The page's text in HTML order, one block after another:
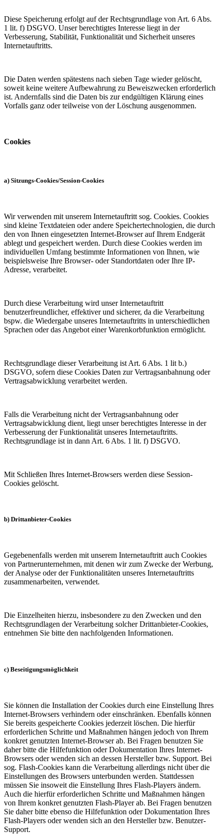
Diese Speicherung erfolgt auf der Rechtsgrundlage von Art. 6 Abs.
1 lit. f) DSGVO. Unser berechtigtes Interesse liegt in der
Verbesserung, Stabilität, Funktionalität und Sicherheit unseres
Internetauftritts.
Die Daten werden spätestens nach sieben Tage wieder gelöscht,
soweit keine weitere Aufbewahrung zu Beweiszwecken erforderlich
ist. Andernfalls sind die Daten bis zur endgültigen Klärung eines
Vorfalls ganz oder teilweise von der Löschung ausgenommen.
Cookies
a) Sitzungs-Cookies/Session-Cookies
Wir verwenden mit unserem Internetauftritt sog. Cookies. Cookies
sind kleine Textdateien oder andere Speichertechnologien, die durch
den von Ihnen eingesetzten Internet-Browser auf Ihrem Endgerät
ablegt und gespeichert werden. Durch diese Cookies werden im
individuellen Umfang bestimmte Informationen von Ihnen, wie
beispielsweise Ihre Browser- oder Standortdaten oder Ihre IP-
Adresse, verarbeitet.
Durch diese Verarbeitung wird unser Internetauftritt
benutzerfreundlicher, effektiver und sicherer, da die Verarbeitung
bspw. die Wiedergabe unseres Internetauftritts in unterschiedlichen
Sprachen oder das Angebot einer Warenkorbfunktion ermöglicht.
Rechtsgrundlage dieser Verarbeitung ist Art. 6 Abs. 1 lit b.)
DSGVO, sofern diese Cookies Daten zur Vertragsanbahnung oder
Vertragsabwicklung verarbeitet werden.
Falls die Verarbeitung nicht der Vertragsanbahnung oder
Vertragsabwicklung dient, liegt unser berechtigtes Interesse in der
Verbesserung der Funktionalität unseres Internetauftritts.
Rechtsgrundlage ist in dann Art. 6 Abs. 1 lit. f) DSGVO.
Mit Schließen Ihres Internet-Browsers werden diese Session-
Cookies gelöscht.
b) Drittanbieter-Cookies
Gegebenenfalls werden mit unserem Internetauftritt auch Cookies
von Partnerunternehmen, mit denen wir zum Zwecke der Werbung,
der Analyse oder der Funktionalitäten unseres Internetauftritts
zusammenarbeiten, verwendet.
Die Einzelheiten hierzu, insbesondere zu den Zwecken und den
Rechtsgrundlagen der Verarbeitung solcher Drittanbieter-Cookies,
entnehmen Sie bitte den nachfolgenden Informationen.
c) Beseitigungsmöglichkeit
Sie können die Installation der Cookies durch eine Einstellung Ihres
Internet-Browsers verhindern oder einschränken. Ebenfalls können
Sie bereits gespeicherte Cookies jederzeit löschen. Die hierfür
erforderlichen Schritte und Maßnahmen hängen jedoch von Ihrem
konkret genutzten Internet-Browser ab. Bei Fragen benutzen Sie
daher bitte die Hilfefunktion oder Dokumentation Ihres Internet-
Browsers oder wenden sich an dessen Hersteller bzw. Support. Bei
sog. Flash-Cookies kann die Verarbeitung allerdings nicht über die
Einstellungen des Browsers unterbunden werden. Stattdessen
müssen Sie insoweit die Einstellung Ihres Flash-Players ändern.
Auch die hierfür erforderlichen Schritte und Maßnahmen hängen
von Ihrem konkret genutzten Flash-Player ab. Bei Fragen benutzen
Sie daher bitte ebenso die Hilfefunktion oder Dokumentation Ihres
Flash-Players oder wenden sich an den Hersteller bzw. Benutzer-
Support.